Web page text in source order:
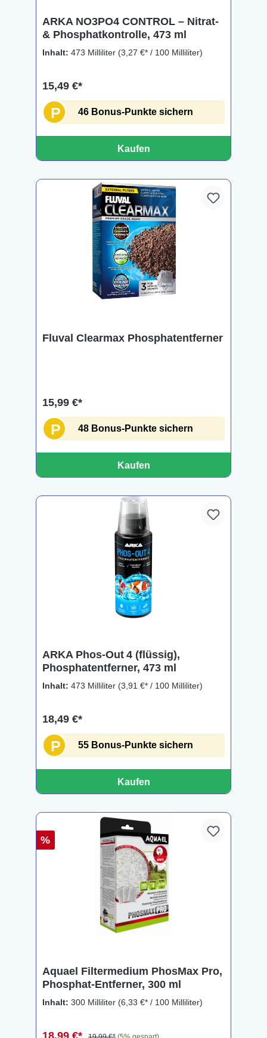
ARKA NO3PO4 CONTROL – Nitrat-
& Phosphatkontrolle, 473 ml
Inhalt: 473 Milliliter (3,27 €* / 100 Milliliter)
15,49 €*
P 46 Bonus-Punkte sichern
Kaufen
Fluval Clearmax Phosphatentferner
15,99 €*
P 48 Bonus-Punkte sichern
Kaufen
ARKA Phos‑Out 4 (flüssig),
Phosphatentferner, 473 ml
Inhalt: 473 Milliliter (3,91 €* / 100 Milliliter)
18,49 €*
P 55 Bonus-Punkte sichern
Kaufen
%
Aquael Filtermedium PhosMax Pro,
Phosphat-Entferner, 300 ml
Inhalt: 300 Milliliter (6,33 €* / 100 Milliliter)
18,99 €*